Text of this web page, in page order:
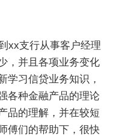
xx支行从事客户经理
，并且各项业务变化
学习信贷业务知识，
各种金融产品的理论
品的理解，并在较短
傅们的帮助下，很快